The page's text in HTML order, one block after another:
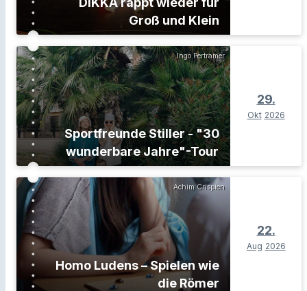
Groß und Klein
Ingo Pertramer
Sportfreunde Stiller - "30
wunderbare Jahre"-Tour
29.
Okt 2026
Achim Crispien
Homo Ludens – Spielen wie
die Römer
22.
Aug 2026